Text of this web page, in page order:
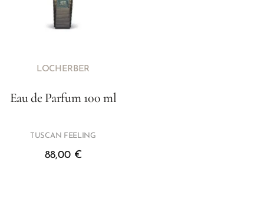
LOCHERBER
Eau de Parfum 100 ml
TUSCAN FEELING
88,00 €